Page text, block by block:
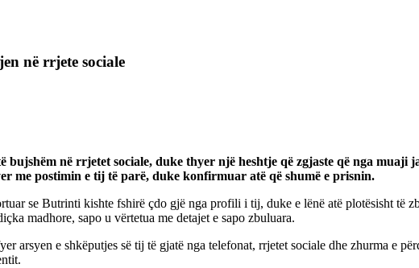
në rrjete sociale
në rrjetet sociale, duke thyer një heshtje që zgjaste që nga muaji
me postimin e tij të parë, duke konfirmuar atë që shumë e prisnin.
se Butrinti kishte fshirë çdo gjë nga profili i tij, duke e lënë atë plotësisht të
madhore, sapo u vërtetua me detajet e sapo zbuluara.
arsyen e shkëputjes së tij të gjatë nga telefonat, rrjetet sociale dhe zhurma e